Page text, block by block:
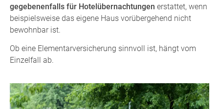
gegebenenfalls für Hotelübernachtungen erstattet, wenn
beispielsweise das eigene Haus vorübergehend nicht
bewohnbar ist.
Ob eine Elementarversicherung sinnvoll ist, hängt vom
Einzelfall ab.